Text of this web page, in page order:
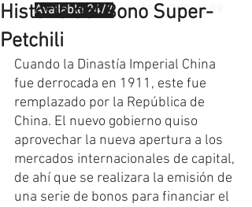
Available 24/7: +1(951)-399-5609
Historia del Bono Super-
Petchili
Cuando la Dinastía Imperial China
fue derrocada en 1911, este fue
remplazado por la República de
China. El nuevo gobierno quiso
aprovechar la nueva apertura a los
mercados internacionales de capital,
de ahí que se realizara la emisión de
una serie de bonos para financiar el